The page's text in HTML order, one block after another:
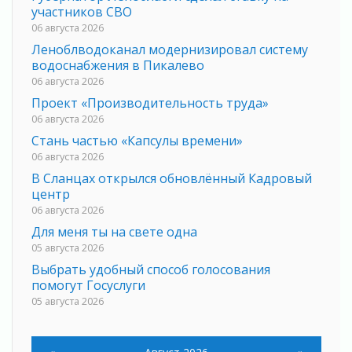
участников СВО
06 августа 2026
Леноблводоканал модернизировал систему
водоснабжения в Пикалево
06 августа 2026
Проект «Производительность труда»
06 августа 2026
Стань частью «Капсулы времени»
06 августа 2026
В Сланцах открылся обновлённый Кадровый
центр
06 августа 2026
Для меня ты на свете одна
05 августа 2026
Выбрать удобный способ голосования
помогут Госуслуги
05 августа 2026
05 августа 2026